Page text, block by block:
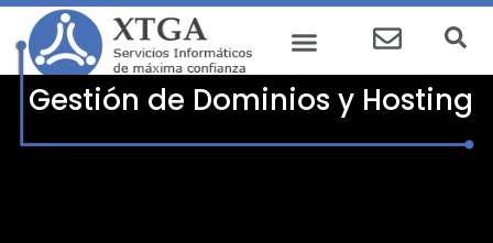
Gestión de Dominios y Hosting